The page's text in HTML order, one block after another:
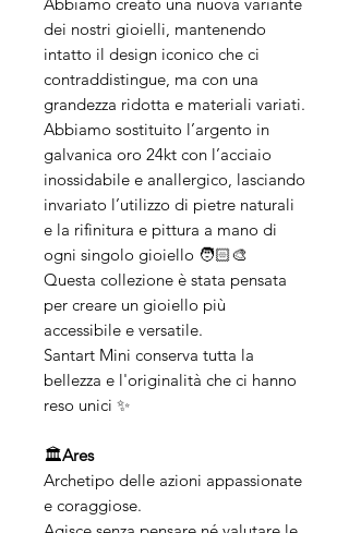
dei nostri gioielli, mantenendo
intatto il design iconico che ci
contraddistingue, ma con una
grandezza ridotta e materiali variati.
Abbiamo sostituito l’argento in
galvanica oro 24kt con l’acciaio
inossidabile e anallergico, lasciando
invariato l’utilizzo di pietre naturali
e la rifinitura e pittura a mano di
ogni singolo gioiello 🧑🏻‍🎨
Questa collezione è stata pensata
per creare un gioiello più
accessibile e versatile.
Santart Mini conserva tutta la
bellezza e l'originalità che ci hanno
reso unici ✨
🏛️Ares
Archetipo delle azioni appassionate
e coraggiose.